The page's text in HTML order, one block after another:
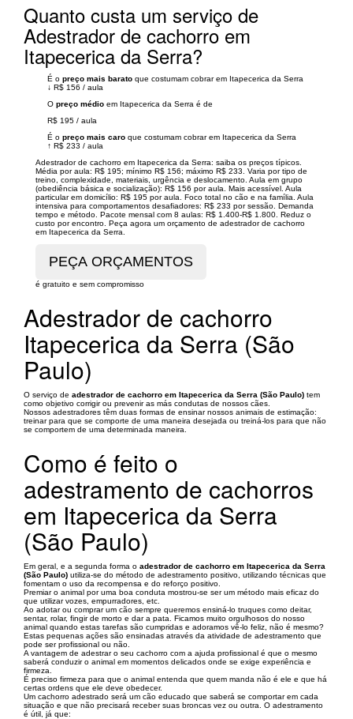
Quanto custa um serviço de
Adestrador de cachorro em
Itapecerica da Serra?
É o preço mais barato que costumam cobrar em Itapecerica da Serra
↓ R$ 156 / aula
O preço médio em Itapecerica da Serra é de
R$ 195 / aula
É o preço mais caro que costumam cobrar em Itapecerica da Serra
↑ R$ 233 / aula
Adestrador de cachorro em Itapecerica da Serra: saiba os preços típicos.
Média por aula: R$ 195; mínimo R$ 156; máximo R$ 233. Varia por tipo de
treino, complexidade, materiais, urgência e deslocamento. Aula em grupo
(obediência básica e socialização): R$ 156 por aula. Mais acessível. Aula
particular em domicílio: R$ 195 por aula. Foco total no cão e na família. Aula
intensiva para comportamentos desafiadores: R$ 233 por sessão. Demanda
tempo e método. Pacote mensal com 8 aulas: R$ 1.400-R$ 1.800. Reduz o
custo por encontro. Peça agora um orçamento de adestrador de cachorro
em Itapecerica da Serra.
é gratuito e sem compromisso
Adestrador de cachorro
Itapecerica da Serra (São
Paulo)
O serviço de adestrador de cachorro em Itapecerica da Serra (São Paulo) tem
como objetivo corrigir ou prevenir as más condutas de nossos cães.
Nossos adestradores têm duas formas de ensinar nossos animais de estimação:
treinar para que se comporte de uma maneira desejada ou treiná-los para que não
se comportem de uma determinada maneira.
Como é feito o
adestramento de cachorros
em Itapecerica da Serra
(São Paulo)
Em geral, e a segunda forma o adestrador de cachorro em Itapecerica da Serra
(São Paulo) utiliza-se do método de adestramento positivo, utilizando técnicas que
fomentam o uso da recompensa e do reforço positivo.
Premiar o animal por uma boa conduta mostrou-se ser um método mais eficaz do
que utilizar vozes, empurradores, etc.
Ao adotar ou comprar um cão sempre queremos ensiná-lo truques como deitar,
sentar, rolar, fingir de morto e dar a pata. Ficamos muito orgulhosos do nosso
animal quando estas tarefas são cumpridas e adoramos vê-lo feliz, não é mesmo?
Estas pequenas ações são ensinadas através da atividade de adestramento que
pode ser profissional ou não.
A vantagem de adestrar o seu cachorro com a ajuda profissional é que o mesmo
saberá conduzir o animal em momentos delicados onde se exige experiência e
firmeza.
É preciso firmeza para que o animal entenda que quem manda não é ele e que há
certas ordens que ele deve obedecer.
Um cachorro adestrado será um cão educado que saberá se comportar em cada
situação e que não precisará receber suas broncas vez ou outra. O adestramento
é útil, já que: